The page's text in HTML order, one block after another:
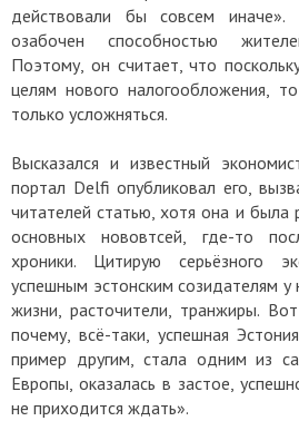
действовали бы совсем иначе».
озабочен способностью
Поэтому, он считает, что
целям нового налогообложения,
только усложняться.
Высказался и известный
портал Delfi опубликовал его,
читателей статью, хотя она и
основных нововтсей, где-то
хроники. Цитирую серьёзного
успешным эстонским созидателям у
жизни, расточители, транжиры.
почему, всё-таки, успешная
пример другим, стала одним из
Европы, оказалась в застое,
не приходится ждать».